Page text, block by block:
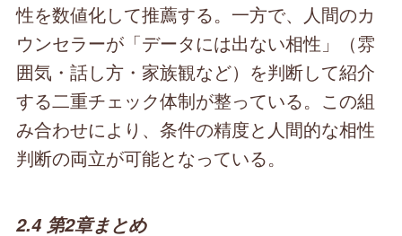
性を数値化して推薦する。一方で、人間のカ
ウンセラーが「データには出ない相性」（雰
囲気・話し方・家族観など）を判断して紹介
する二重チェック体制が整っている。この組
み合わせにより、条件の精度と人間的な相性
判断の両立が可能となっている。
2.4 第2章まとめ